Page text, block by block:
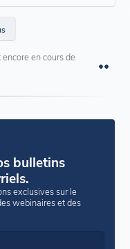
en cours de
bulletins
exclusives sur le
webinaires et des